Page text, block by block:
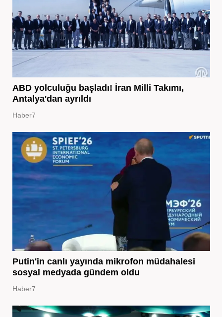
ABD yolculuğu başladı! İran Milli Takımı,
Antalya'dan ayrıldı
Haber7
Putin'in canlı yayında mikrofon müdahalesi
sosyal medyada gündem oldu
Haber7